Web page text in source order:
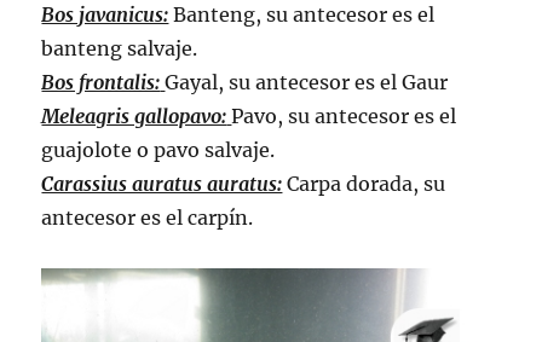
Bos javanicus: Banteng, su antecesor es el
banteng salvaje.
Bos frontalis: Gayal, su antecesor es el Gaur
Meleagris gallopavo: Pavo, su antecesor es el
guajolote o pavo salvaje.
Carassius auratus auratus: Carpa dorada, su
antecesor es el carpín.